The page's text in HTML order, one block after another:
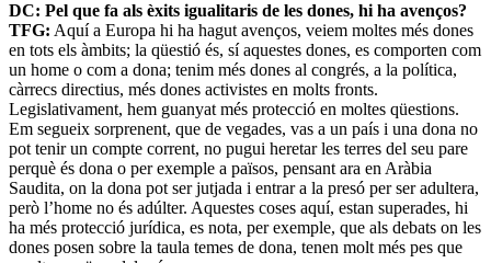
DC: Pel que fa als èxits igualitaris de les dones, hi ha avenços?
TFG: Aquí a Europa hi ha hagut avenços, veiem moltes més dones
en tots els àmbits; la qüestió és, sí aquestes dones, es comporten com
un home o com a dona; tenim més dones al congrés, a la política,
càrrecs directius, més dones activistes en molts fronts.
Legislativament, hem guanyat més protecció en moltes qüestions.
Em segueix sorprenent, que de vegades, vas a un país i una dona no
pot tenir un compte corrent, no pugui heretar les terres del seu pare
perquè és dona o per exemple a països, pensant ara en Aràbia
Saudita, on la dona pot ser jutjada i entrar a la presó per ser adultera,
però l’home no és adúlter. Aquestes coses aquí, estan superades, hi
ha més protecció jurídica, es nota, per exemple, que als debats on les
dones posen sobre la taula temes de dona, tenen molt més pes que